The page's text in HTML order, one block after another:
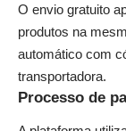
O envio gratuito
produtos na
automático com
transportadora.
Processo de